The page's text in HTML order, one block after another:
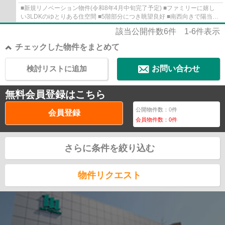
■新規リノベーション物件(令和8年4月中旬完了予定) ■ファミリーに嬉し
い3LDKのゆとりある住空間 ■5階部分につき眺望良好 ■南西向きで陽当た
り、通風良好 ■3面バルコニーで開放感良好
該当公開件数6件 1-6件表示
チェックした物件をまとめて
お問い合わせ
検討リストに追加
無料会員登録はこちら
会員登録 公開物件数：0件
会員物件数：0件
さらに条件を絞り込む
物件リクエスト